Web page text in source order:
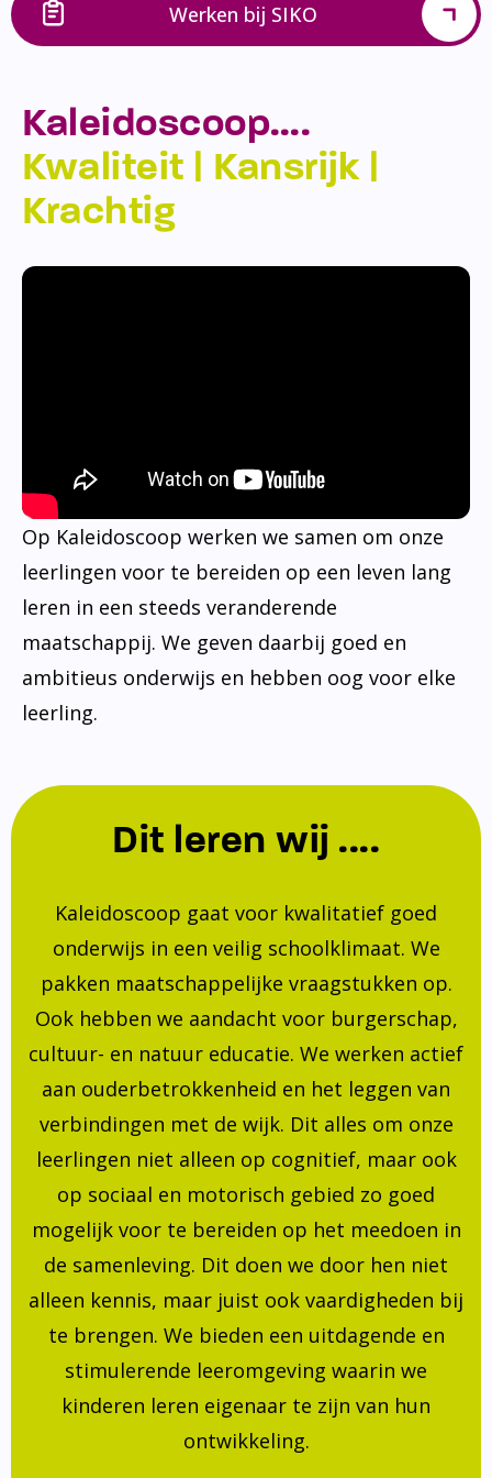
Werken bij SIKO
Kaleidoscoop….
Kwaliteit | Kansrijk |
Krachtig
Op Kaleidoscoop werken we samen om onze
leerlingen voor te bereiden op een leven lang
leren in een steeds veranderende
maatschappij. We geven daarbij goed en
ambitieus onderwijs en hebben oog voor elke
leerling.
Dit leren wij ....
Kaleidoscoop gaat voor kwalitatief goed
onderwijs in een veilig schoolklimaat. We
pakken maatschappelijke vraagstukken op.
Ook hebben we aandacht voor burgerschap,
cultuur- en natuur educatie. We werken actief
aan ouderbetrokkenheid en het leggen van
verbindingen met de wijk. Dit alles om onze
leerlingen niet alleen op cognitief, maar ook
op sociaal en motorisch gebied zo goed
mogelijk voor te bereiden op het meedoen in
de samenleving. Dit doen we door hen niet
alleen kennis, maar juist ook vaardigheden bij
te brengen. We bieden een uitdagende en
stimulerende leeromgeving waarin we
kinderen leren eigenaar te zijn van hun
ontwikkeling.